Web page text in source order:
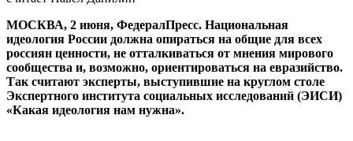
МОСКВА, 2 июня, ФедералПресс. Национальная
идеология России должна опираться на общие для всех
россиян ценности, не отталкиваться от мнения мирового
сообщества и, возможно, ориентироваться на евразийство.
Так считают эксперты, выступившие на круглом столе
Экспертного института социальных исследований (ЭИСИ)
«Какая идеология нам нужна».